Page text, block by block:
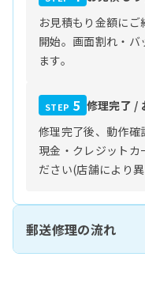
お見積もり金額に
開始。画面割れ・
ます。
STEP 5 修理完了 /
修理完了後、動作確
現金・クレジットカ
ださい(店舗により異
郵送修理の流れ